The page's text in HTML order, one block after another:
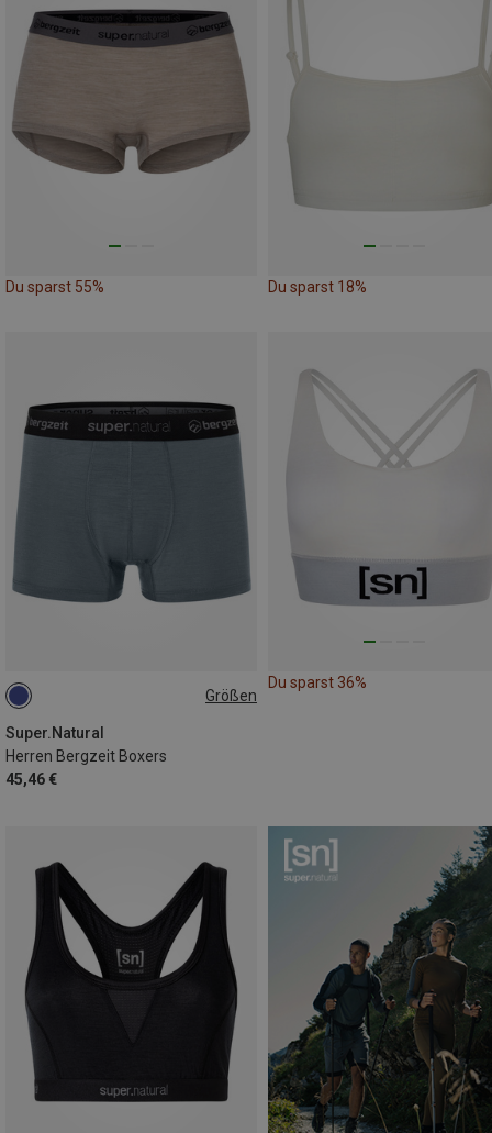
Du sparst 55% Du sparst 18%
Größen
Super.Natural
Herren Bergzeit Boxers
45,46 €
S
Du sparst 36%